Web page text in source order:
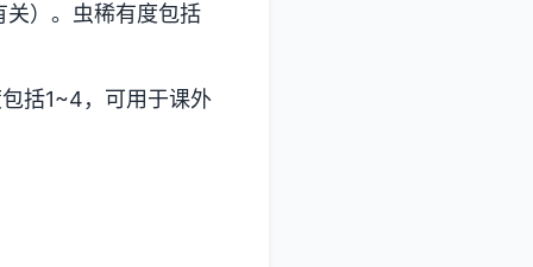
）。虫稀有度包括
括1~4，可用于课外